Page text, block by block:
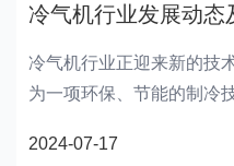
冷气机行业发展动态
冷气机行业正迎来新的技
为一项环保、节能的制冷
预示着未来冷气机市场的
2024-07-17